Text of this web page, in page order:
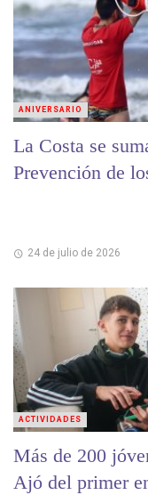
La Costa se
Prevención de
24 de julio de 2026
ANIVERSARIO
Más de 200
Ajó del primer
ACTIVIDADES